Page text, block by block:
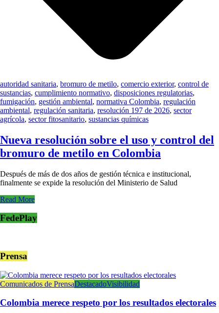
autoridad sanitaria, bromuro de metilo, comercio exterior, control de
sustancias, cumplimiento normativo, disposiciones regulatorias,
fumigación, gestión ambiental, normativa Colombia, regulación
ambiental, regulación sanitaria, resolución 197 de 2026, sector
agrícola, sector fitosanitario, sustancias químicas
Nueva resolución sobre el uso y control del
bromuro de metilo en Colombia
Después de más de dos años de gestión técnica e institucional,
finalmente se expide la resolución del Ministerio de Salud
Read More
FedePlay
Prensa
Comunicados de PrensaDestacadoVisibilidad
Colombia merece respeto por los resultados electorales